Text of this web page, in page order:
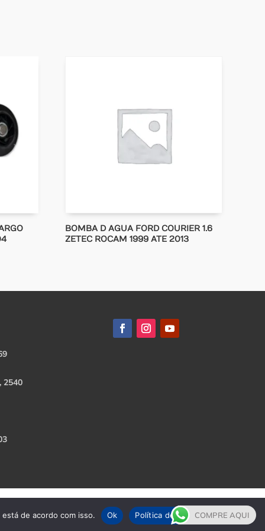
BOMBA D AGUA FORD COURIER 1.6
ZETEC ROCAM 1999 ATE 2013
2540
COMPRE AQUI
de acordo com isso. Ok Política de Privacidade